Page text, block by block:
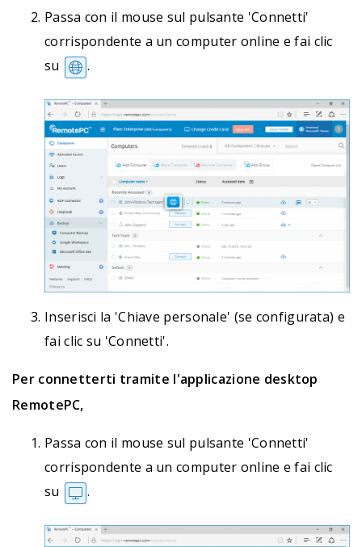
Passa con il mouse sul pulsante 'Connetti'
corrispondente a un computer online e fai clic
su
.
Inserisci la 'Chiave personale' (se configurata) e
fai clic su 'Connetti'.
Per connetterti tramite l'applicazione desktop
RemotePC,
Passa con il mouse sul pulsante 'Connetti'
corrispondente a un computer online e fai clic
su
.